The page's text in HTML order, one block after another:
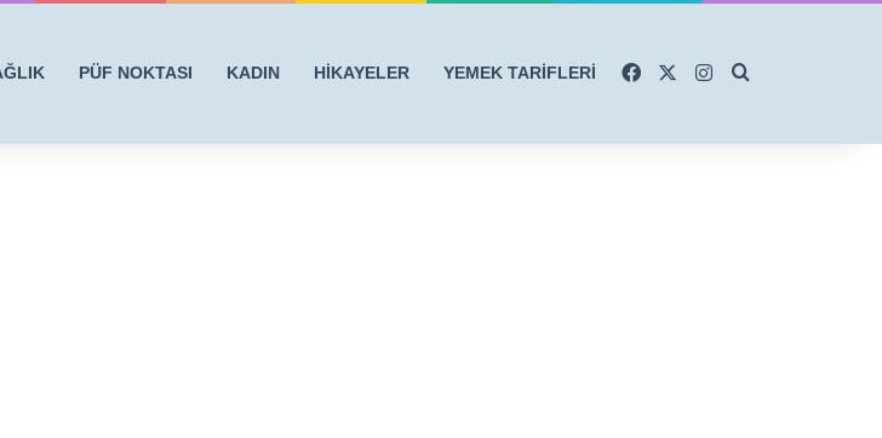
PÜF NOKTASI KADIN HİKAYELER YEMEK TARİFLERİ FacebookInstagram